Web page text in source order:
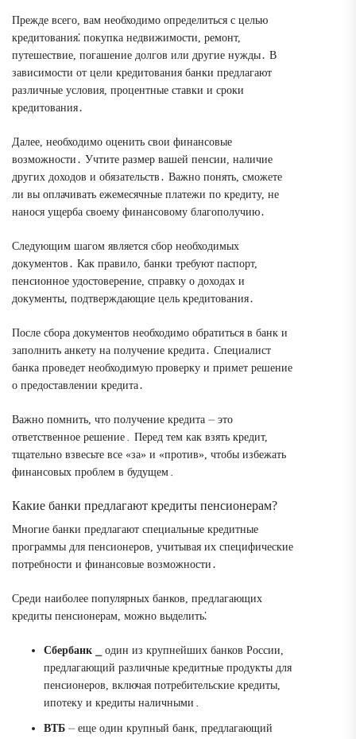
Прежде всего, вам необходимо определиться с целью
кредитования⁚ покупка недвижимости, ремонт,
путешествие, погашение долгов или другие нужды․ В
зависимости от цели кредитования банки предлагают
различные условия, процентные ставки и сроки
кредитования․
Далее, необходимо оценить свои финансовые
возможности․ Учтите размер вашей пенсии, наличие
других доходов и обязательств․ Важно понять, сможете
ли вы оплачивать ежемесячные платежи по кредиту, не
нанося ущерба своему финансовому благополучию․
Следующим шагом является сбор необходимых
документов․ Как правило, банки требуют паспорт,
пенсионное удостоверение, справку о доходах и
документы, подтверждающие цель кредитования․
После сбора документов необходимо обратиться в банк и
заполнить анкету на получение кредита․ Специалист
банка проведет необходимую проверку и примет решение
о предоставлении кредита․
Важно помнить, что получение кредита ⏤ это
ответственное решение․ Перед тем как взять кредит,
тщательно взвесьте все «за» и «против», чтобы избежать
финансовых проблем в будущем․
Какие банки предлагают кредиты пенсионерам?
Многие банки предлагают специальные кредитные
программы для пенсионеров, учитывая их специфические
потребности и финансовые возможности․
Среди наиболее популярных банков, предлагающих
кредиты пенсионерам, можно выделить⁚
Сбербанк ⎯ один из крупнейших банков России,
предлагающий различные кредитные продукты для
пенсионеров, включая потребительские кредиты,
ипотеку и кредиты наличными․
ВТБ ⏤ еще один крупный банк, предлагающий